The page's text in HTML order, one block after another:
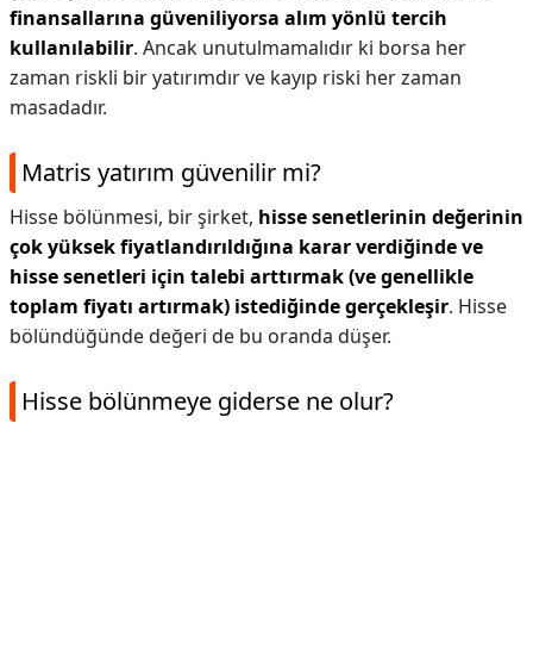
finansallarına güveniliyorsa alım yönlü tercih
kullanılabilir. Ancak unutulmamalıdır ki borsa her
zaman riskli bir yatırımdır ve kayıp riski her zaman
masadadır.
Matris yatırım güvenilir mi?
Hisse bölünmesi, bir şirket, hisse senetlerinin değerinin
çok yüksek fiyatlandırıldığına karar verdiğinde ve
hisse senetleri için talebi arttırmak (ve genellikle
toplam fiyatı artırmak) istediğinde gerçekleşir. Hisse
bölündüğünde değeri de bu oranda düşer.
Hisse bölünmeye giderse ne olur?